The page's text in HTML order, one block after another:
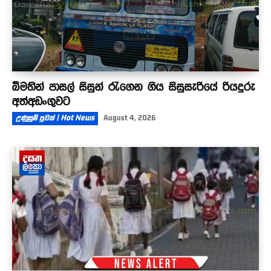
බීමතින් පාසල් සිසුන් රැගෙන ගිය සිසුසැරියේ රියදුරු
අත්අඩංගුවට
උණුසුම් පුවත් | Hot News August 4, 2026